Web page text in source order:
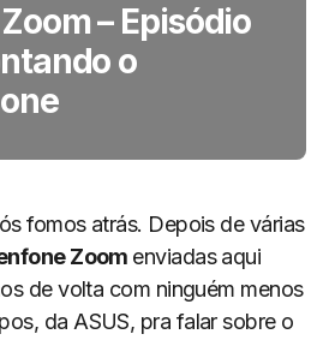
– Episódio
o
fomos atrás. Depois de várias
Zoom enviadas aqui
de volta com ninguém menos
da ASUS, pra falar sobre o